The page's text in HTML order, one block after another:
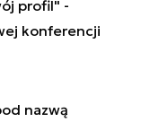
profil" -
konferencji
nazwą